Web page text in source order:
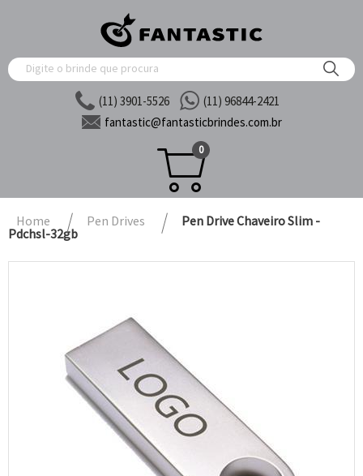
(11) 3901-5526
(11) 96844-2421
fantastic@fantasticbrindes.com.br
0
Home Pen Drives
Pen Drive Chaveiro Slim -
Pdchsl-32gb